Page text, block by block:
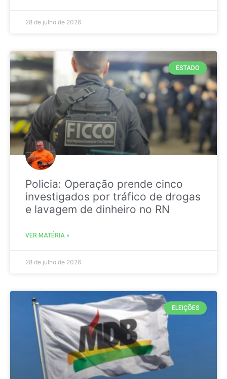
28 de julho de 2026
ESTADO
Policia: Operação prende cinco
investigados por tráfico de drogas
e lavagem de dinheiro no RN
VER MATÉRIA »
28 de julho de 2026
ELEIÇÕES